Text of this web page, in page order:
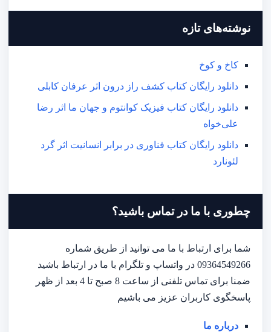
نوشته‌های تازه
کاخ و کوخ
دانلود رایگان کتاب کشف راز درون اثر عرفان کابلی
دانلود رایگان کتاب فیزیک کوانتوم و جهان ما اثر رضا
علی‌خواه
دانلود رایگان کتاب فناوری در برابر انسانیت اثر گرد
لئونارد
چطوری با ما در تماس باشید؟
شما برای ارتباط با ما می توانید از طریق شماره
09364549266 در واتساپ و تلگرام با ما در ارتباط باشید
ضمنا برای تماس تلفنی از ساعت 8 صبح تا 4 بعد از ظهر
پاسخگوی کاربران عزیز می باشیم
درباره ما